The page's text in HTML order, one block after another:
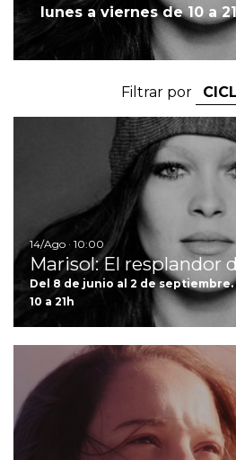
lunes a viernes de 10 a
Filtrar por
14/Ago · 10:00
Marisol: El resplandor
Del 8 de junio al 2 de
10 a 21h